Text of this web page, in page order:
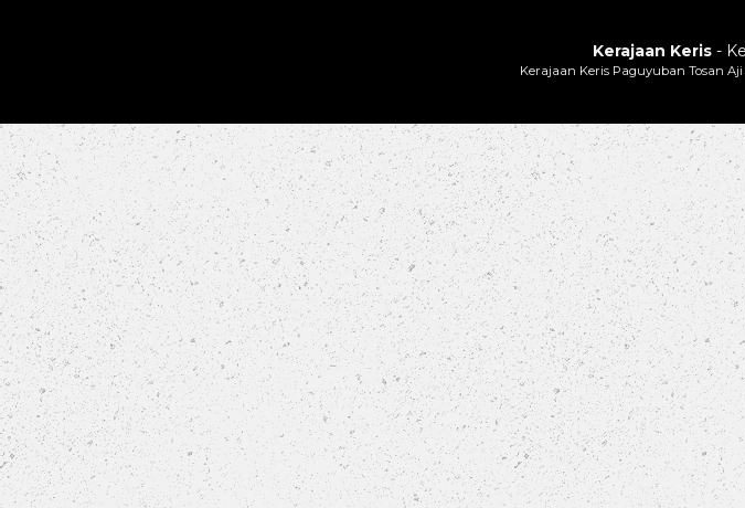
Kerajaan Keris-
Kerajaan Keris Paguyuban Tosan